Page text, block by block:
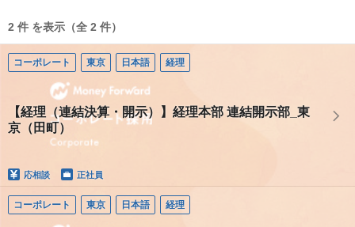
2 件 を表示（全 2 件）
コーポレート 東京 日本語 経理
【経理（連結決算・開示）】経理本部 連結開示部_東
京（田町）
応相談 正社員
コーポレート 東京 日本語 経理